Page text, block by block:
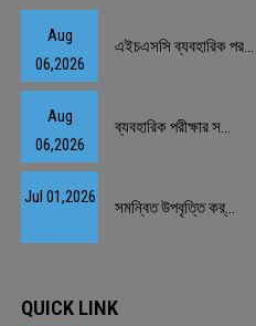
Aug
06,2026
এইচএসসি ব্যবহারিক পর...
Aug
06,2026
ব্যবহারিক পরীক্ষার স...
Jul 01,2026
সমন্বিত উপবৃত্তি কর্...
QUICK LINK